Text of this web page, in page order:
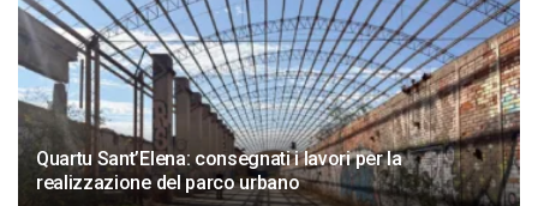
Quartu Sant’Elena: consegnati i lavori per la
realizzazione del parco urbano